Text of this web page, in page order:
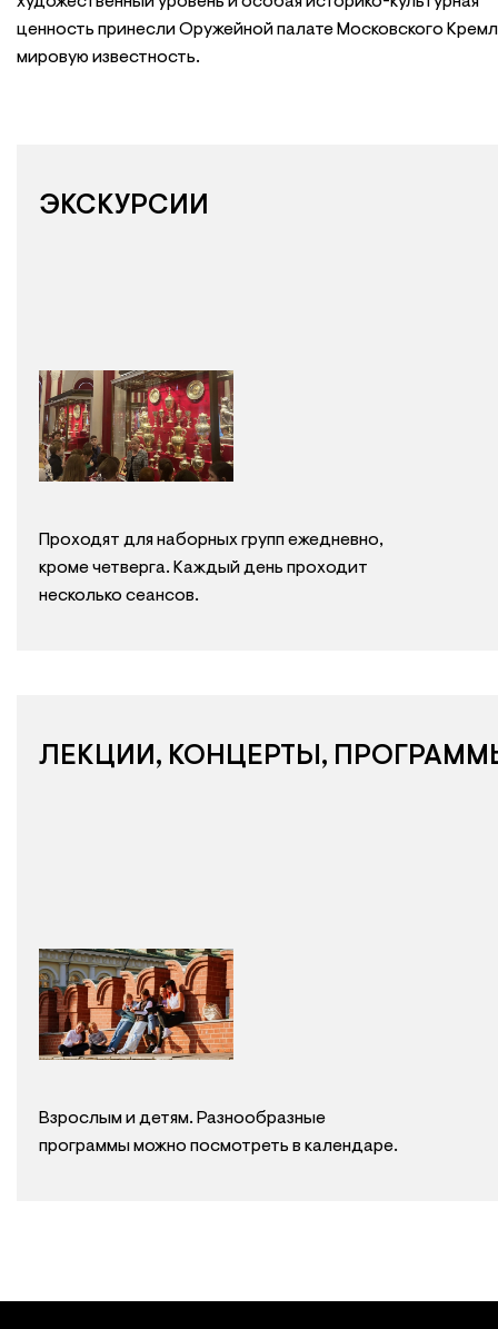
ценность принесли Оружейной палате Московского
мировую известность.
ЭКСКУРСИИ
Проходят для наборных групп ежедневно,
кроме четверга. Каждый день проходит
несколько сеансов.
ЛЕКЦИИ, КОНЦЕРТЫ,
Взрослым и детям. Разнообразные
программы можно посмотреть в календаре.